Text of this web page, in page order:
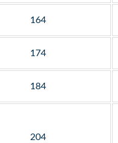
164
174
184
204